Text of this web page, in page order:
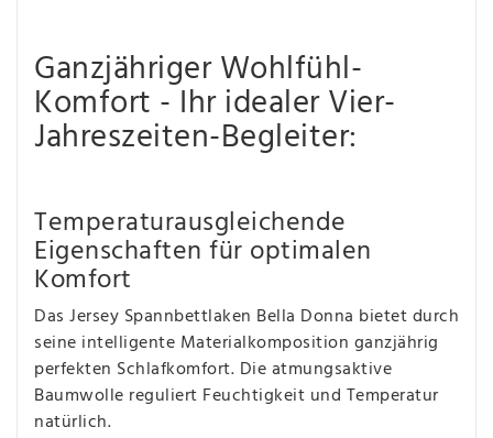
Ganzjähriger Wohlfühl-
Komfort - Ihr idealer Vier-
Jahreszeiten-Begleiter:
Temperaturausgleichende
Eigenschaften für optimalen
Komfort
Das Jersey Spannbettlaken Bella Donna bietet durch
seine intelligente Materialkomposition ganzjährig
perfekten Schlafkomfort. Die atmungsaktive
Baumwolle reguliert Feuchtigkeit und Temperatur
natürlich.